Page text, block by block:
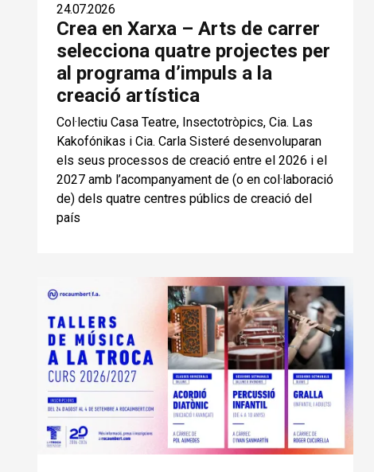
24.07.2026
Crea en Xarxa – Arts de carrer
selecciona quatre projectes per
al programa d’impuls a la
creació artística
Col·lectiu Casa Teatre, Insectotròpics, Cia. Las
Kakofónikas i Cia. Carla Sisteré desenvoluparan
els seus processos de creació entre el 2026 i el
2027 amb l’acompanyament de (o en col·laboració
de) dels quatre centres públics de creació del
país